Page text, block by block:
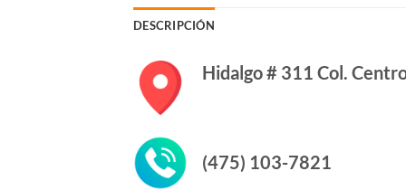
DESCRIPCIÓN
Hidalgo # 311 Col.
(475) 103-7821